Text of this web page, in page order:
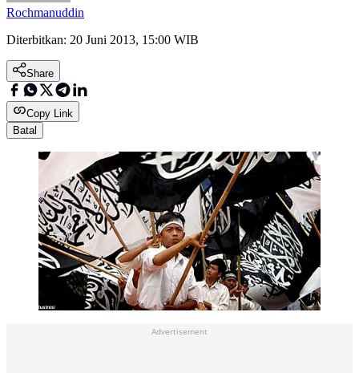
Rochmanuddin
Diterbitkan: 20 Juni 2013, 15:00 WIB
Share
Copy Link
Batal
Advertisement